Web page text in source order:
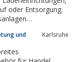
oder Entsorgung.
und
Karlsruhe